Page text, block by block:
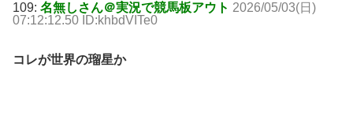
109: 名無しさん＠実況で競馬板アウト 2026/05/03(日)
07:12:12.50 ID:khbdVITe0
コレが世界の瑠星か